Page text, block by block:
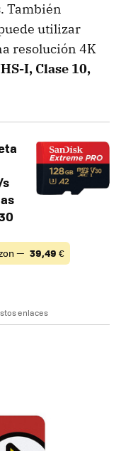
. También
utilizar
resolución 4K
I, Clase 10,
s
— 39,49 €
enlaces